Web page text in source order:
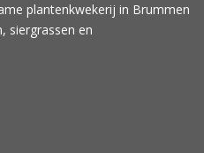
plantenkwekerij in Brummen
siergrassen en